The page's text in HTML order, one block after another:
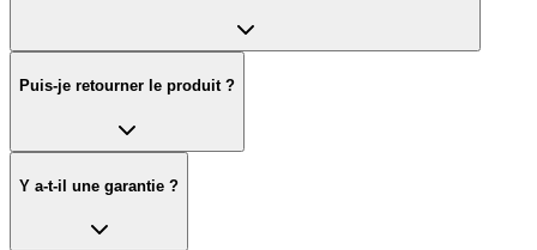
Puis-je retourner le produit ?
Y a-t-il une garantie ?